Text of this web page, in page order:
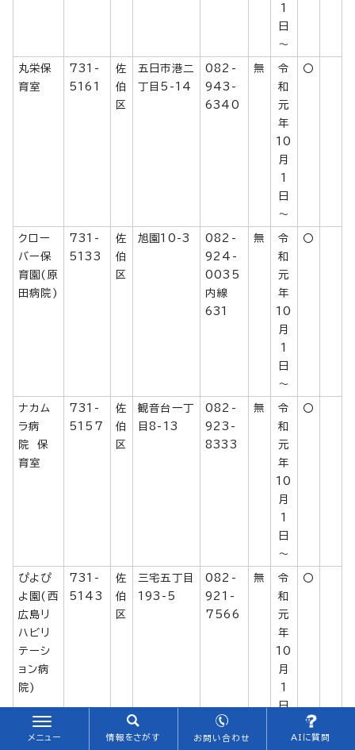
1
日
～
丸栄保
育室
731-
5161
佐
伯
区
五日市港二
丁目5-14
082-
943-
6340
無
令
和
元
年
10
月
1
日
～
〇
クロー
バー保
育園(原
田病院)
731-
5133
佐
伯
区
旭園10-3
082-
924-
0035
内線
631
無
令
和
元
年
10
月
1
日
～
〇
ナカム
ラ病
院 保
育室
731-
5157
佐
伯
区
観音台一丁
目8-13
082-
923-
8333
無
令
和
元
年
10
月
1
日
～
〇
ぴよぴ
よ園(西
広島リ
ハビリ
テーシ
ョン病
院)
731-
5143
佐
伯
区
三宅五丁目
193-5
082-
921-
7566
無
令
和
元
年
10
月
1
日
〇
メニュー 情報をさがす お問い合わせ AIに質問